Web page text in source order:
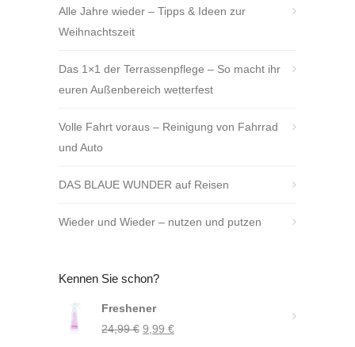
Alle Jahre wieder – Tipps & Ideen zur
Weihnachtszeit
Das 1×1 der Terrassenpflege – So macht ihr
euren Außenbereich wetterfest
Volle Fahrt voraus – Reinigung von Fahrrad
und Auto
DAS BLAUE WUNDER auf Reisen
Wieder und Wieder – nutzen und putzen
Kennen Sie schon?
Freshener
24,99€ Ursprünglicher
9,99 €Aktueller